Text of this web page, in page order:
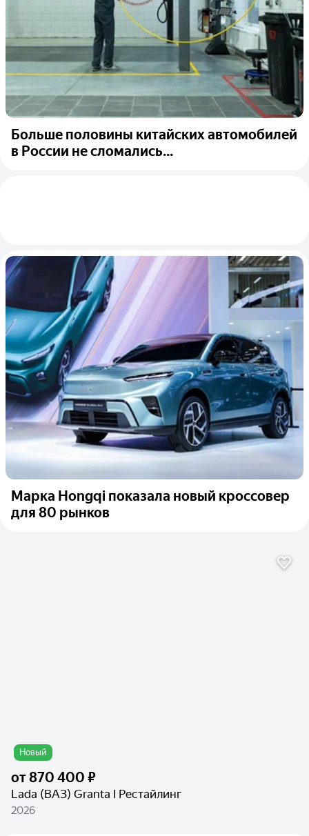
Больше половины китайских автомобилей
в России не сломались...
Марка Hongqi показала новый кроссовер
для 80 рынков
Новый
от870 400 ₽
Lada (ВАЗ) Granta I Рестайлинг
2026